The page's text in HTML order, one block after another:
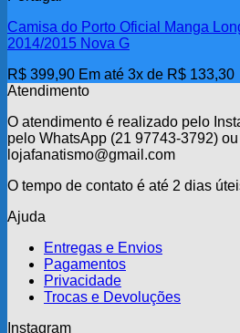
Camisa do Porto Oficial Manga
2014/2015 Nova G
R$ 399,90 Em até 3x de R$ 133,30
Atendimento
O atendimento é realizado pelo
pelo WhatsApp (21 97743-3792)
lojafanatismo@gmail.com
O tempo de contato é até 2 dias
Ajuda
Entregas e Envios
Pagamentos
Privacidade
Trocas e Devoluções
Instagram